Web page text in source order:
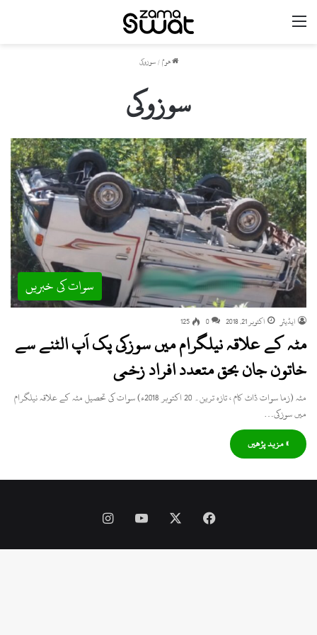
ھوم / سوزوکی
سوزوکی
سوات کی خبریں
ایڈیٹر اکتوبر 21, 2018 0
125
مٹہ کے علاقہ نیلگرام میں سوزکی پک اَپ الٹنے سے
خاتون جان بحق متعدد افراد زخمی
مٹہ (زما سوات ڈاٹ کام ، تازہ ترین۔ 20 اکتوبر 2018ء) سوات کی تحصیل مٹہ کے علاقہ نیلگرام
میں سوزکی…
» مزید پڑھیں
Facebook
YouTube